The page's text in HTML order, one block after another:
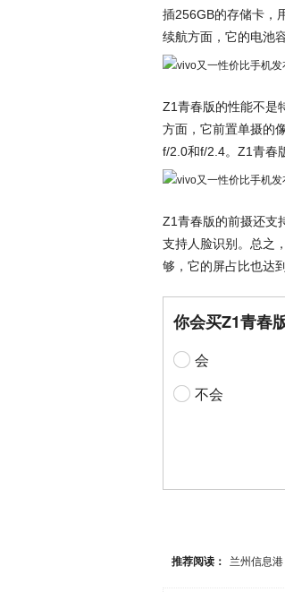
插256GB的存储卡，
续航方面，它的电池
Z1青春版的性能不是
方面，它前置单摄的
f/2.0和f/2.4。Z1青春
Z1青春版的前摄还支
支持人脸识别。总之
够，它的屏占比也达
你会买Z1青春
会
不会
推荐阅读： 兰州信息港